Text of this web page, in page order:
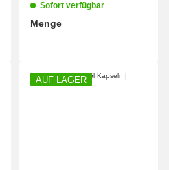
Sofort verfügbar
Menge
AUF LAGER